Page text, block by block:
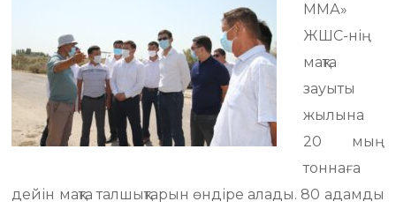
ММА»
ЖШС-нің
мақта
зауыты
жылына
20 мың
тоннаға
дейін мақта талшықтарын өндіре алады. 80 адамды